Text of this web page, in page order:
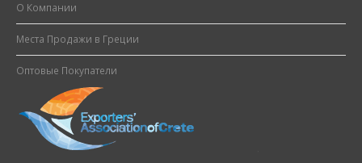
О Компании
Места Продажи в Греции
Оптовые Покупатели